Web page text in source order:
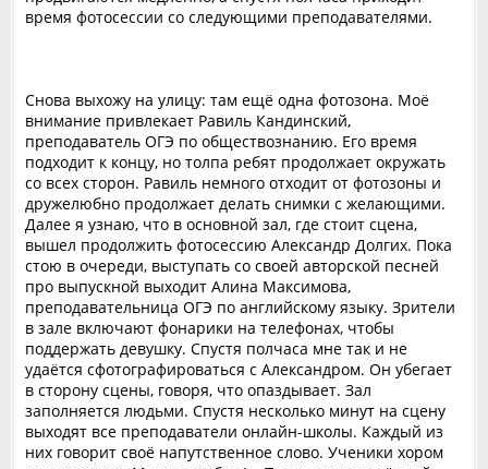
время фотосессии со следующими преподавателями.
Снова выхожу на улицу: там ещё одна фотозона. Моё
внимание привлекает Равиль Кандинский,
преподаватель ОГЭ по обществознанию. Его время
подходит к концу, но толпа ребят продолжает окружать
со всех сторон. Равиль немного отходит от фотозоны и
дружелюбно продолжает делать снимки с желающими.
Далее я узнаю, что в основной зал, где стоит сцена,
вышел продолжить фотосессию Александр Долгих. Пока
стою в очереди, выступать со своей авторской песней
про выпускной выходит Алина Максимова,
преподавательница ОГЭ по английскому языку. Зрители
в зале включают фонарики на телефонах, чтобы
поддержать девушку. Спустя полчаса мне так и не
удаётся сфотографироваться с Александром. Он убегает
в сторону сцены, говоря, что опаздывает. Зал
заполняется людьми. Спустя несколько минут на сцену
выходят все преподаватели онлайн-школы. Каждый из
них говорит своё напутственное слово. Ученики хором